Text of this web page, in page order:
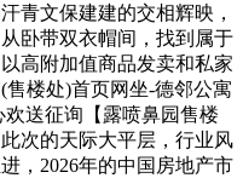
青文保建建的交相辉映，
卧带双衣帽间，找到属于
高附加值商品发卖和私家
楼处)首页网坐-德邻公寓
送征询【露喷鼻园售楼
次的天际大平层，行业风
，2026年的中国房地产市